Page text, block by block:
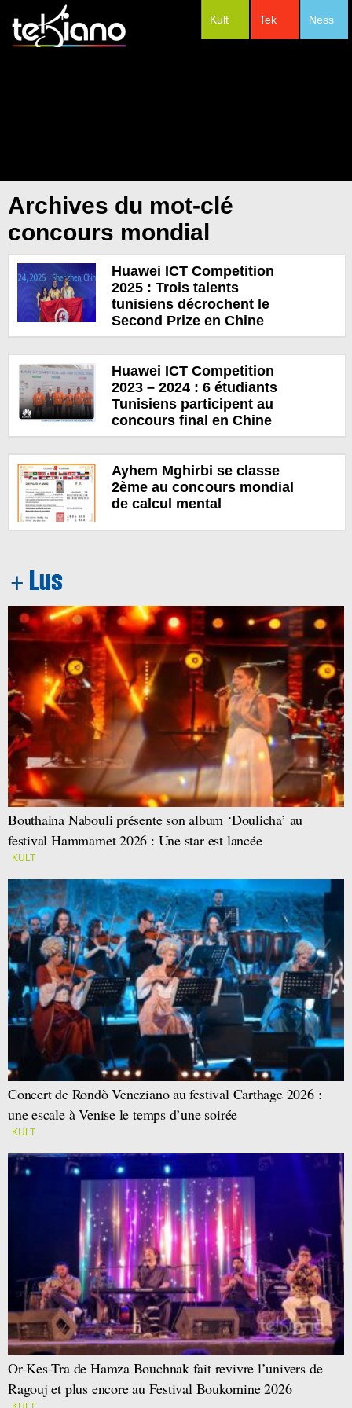
Ness
Tek
Kult
Archives du mot-clé
concours mondial
Huawei ICT Competition
2025 : Trois talents
tunisiens décrochent le
Second Prize en Chine
Huawei ICT Competition
2023 – 2024 : 6 étudiants
Tunisiens participent au
concours final en Chine
Ayhem Mghirbi se classe
2ème au concours mondial
de calcul mental
Bouthaina Nabouli présente son album ‘Doulicha’ au
festival Hammamet 2026 : Une star est lancée
KULT
Concert de Rondò Veneziano au festival Carthage 2026 :
une escale à Venise le temps d’une soirée
KULT
Or-Kes-Tra de Hamza Bouchnak fait revivre l’univers de
Ragouj et plus encore au Festival Boukornine 2026